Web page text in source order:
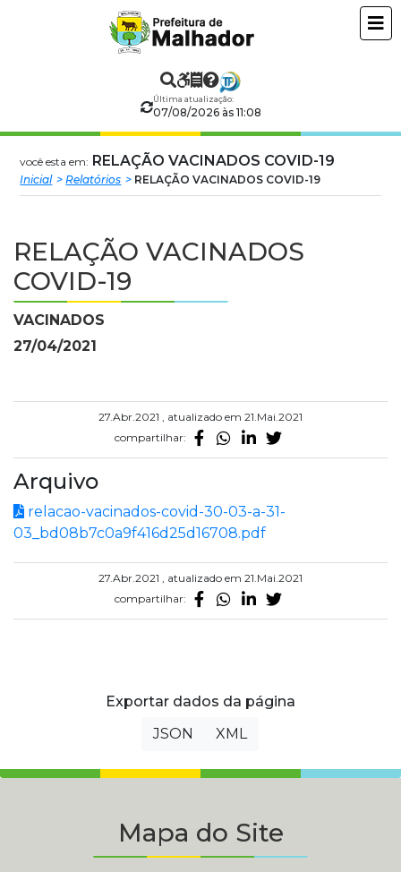
Prefeitura
Municipal
Malhador
Última atualização:
07/08/2026 às 11:08
você esta em: RELAÇÃO VACINADOS COVID-19
Inicial Relatórios RELAÇÃO VACINADOS COVID-19
RELAÇÃO VACINADOS
COVID-19
VACINADOS
27/04/2021
27.Abr.2021 , atualizado em 21.Mai.2021
compartilhar:
Arquivo
relacao-vacinados-covid-30-03-a-31-
03_bd08b7c0a9f416d25d16708.pdf
27.Abr.2021 , atualizado em 21.Mai.2021
compartilhar:
Exportar dados da página
JSON
XML
Mapa do Site